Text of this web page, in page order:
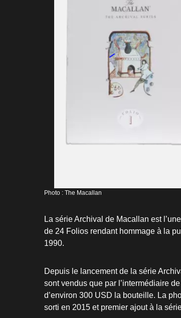
Photo : The Macallan
La série Archival de Macallan est
de 24 Folios rendant hommage à la
1990.
Depuis le lancement de la série
sont vendus que par l’intermédiaire
d’environ 300 USD la bouteille. La
sorti en 2015 et premier ajout à la